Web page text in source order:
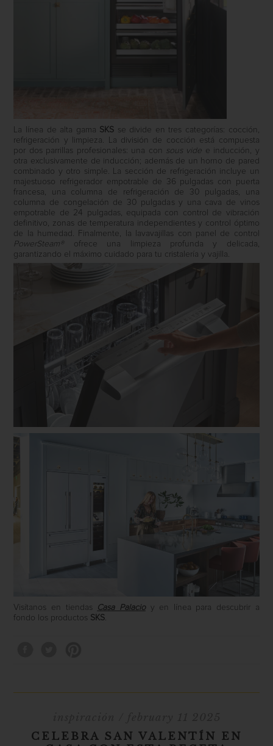
La línea de alta gama SKS se divide en tres categorías: cocción,
refrigeración y limpieza. La división de cocción está compuesta
por dos parrillas profesionales: una con sous vide e inducción, y
otra exclusivamente de inducción; además de un horno de pared
combinado y otro simple. La sección de refrigeración incluye un
majestuoso refrigerador empotrable de 36 pulgadas con puerta
francesa, una columna de refrigeración de 30 pulgadas, una
columna de congelación de 30 pulgadas y una cava de vinos
empotrable de 24 pulgadas, equipada con control de vibración
definitivo, zonas de temperatura independientes y control óptimo
de la humedad. Finalmente, la lavavajillas con panel de control
PowerSteam®
ofrece una limpieza profunda y delicada,
garantizando el máximo cuidado para tu cristalería y vajilla.
Visítanos en tiendas Casa Palacioy en línea para descubrir a
fondo los productos SKS.
CELEBRA SAN VALENTÍN EN